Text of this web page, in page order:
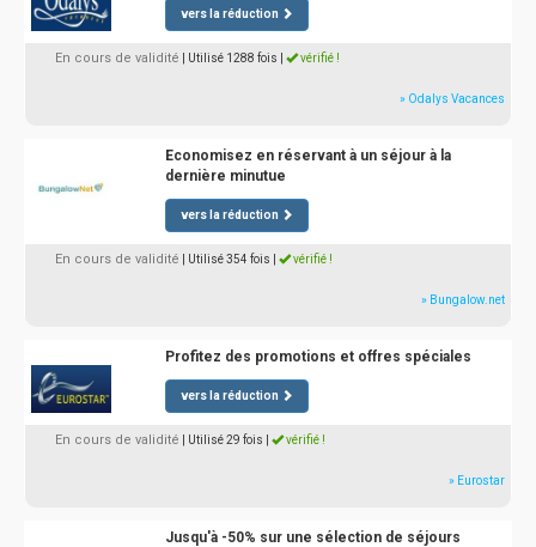
vers la réduction
En cours de validité | Utilisé 1288 fois vérifié !
» Odalys Vacances
Economisez en réservant à un séjour à la
dernière minutue
vers la réduction
En cours de validité | Utilisé 354 fois vérifié !
» Bungalow.net
Profitez des promotions et offres spéciales
vers la réduction
En cours de validité | Utilisé 29 fois vérifié !
» Eurostar
Jusqu'à -50% sur une sélection de séjours